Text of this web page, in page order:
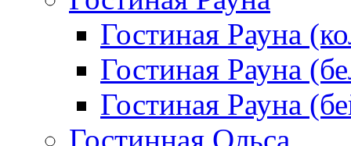
Гостиная Рауна
Гостиная Рауна
Гостиная Рауна